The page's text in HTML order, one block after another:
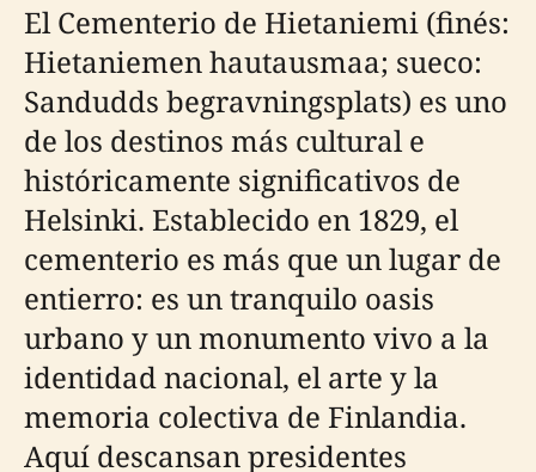
El Cementerio de Hietaniemi (finés:
Hietaniemen hautausmaa; sueco:
Sandudds begravningsplats) es uno
de los destinos más cultural e
históricamente significativos de
Helsinki. Establecido en 1829, el
cementerio es más que un lugar de
entierro: es un tranquilo oasis
urbano y un monumento vivo a la
identidad nacional, el arte y la
memoria colectiva de Finlandia.
Aquí descansan presidentes